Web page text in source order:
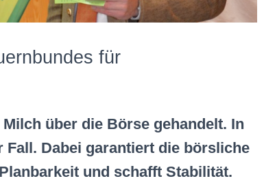
für
über die Börse gehandelt. In
Dabei garantiert die börsliche
und schafft Stabilität.